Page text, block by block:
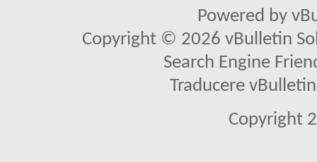
Powered by
Copyright © 2026 vBulletin
Search Engine
Traducere
Copyright